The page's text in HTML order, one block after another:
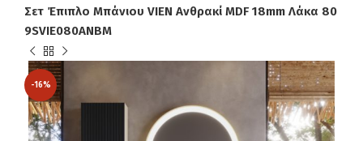
Σετ Έπιπλο Μπάνιου VIEN Ανθρακί MDF 18mm Λάκα 80
9SVIE080ANBM
-16%